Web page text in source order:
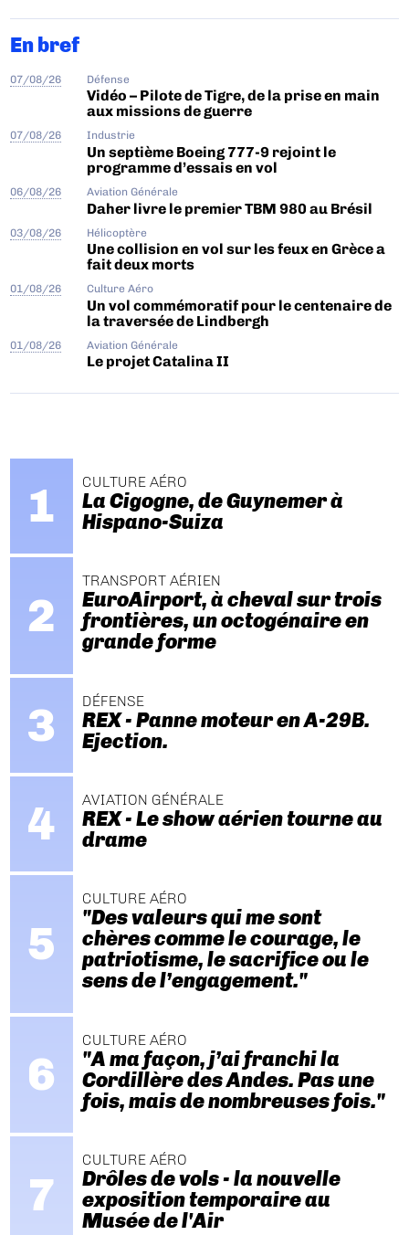
En bref
07/08/26 Défense
Vidéo – Pilote de Tigre, de la prise en main
aux missions de guerre
07/08/26 Industrie
Un septième Boeing 777-9 rejoint le
programme d’essais en vol
06/08/26 Aviation Générale
Daher livre le premier TBM 980 au Brésil
03/08/26 Hélicoptère
Une collision en vol sur les feux en Grèce a
fait deux morts
01/08/26 Culture Aéro
Un vol commémoratif pour le centenaire de
la traversée de Lindbergh
01/08/26 Aviation Générale
Le projet Catalina II
CULTURE AÉRO
La Cigogne, de Guynemer à
Hispano-Suiza
TRANSPORT AÉRIEN
EuroAirport, à cheval sur trois
frontières, un octogénaire en
grande forme
DÉFENSE
REX - Panne moteur en A-29B.
Ejection.
AVIATION GÉNÉRALE
REX - Le show aérien tourne au
drame
CULTURE AÉRO
"Des valeurs qui me sont
chères comme le courage, le
patriotisme, le sacrifice ou le
sens de l’engagement."
CULTURE AÉRO
"A ma façon, j’ai franchi la
Cordillère des Andes. Pas une
fois, mais de nombreuses fois."
CULTURE AÉRO
Drôles de vols - la nouvelle
exposition temporaire au
Musée de l'Air